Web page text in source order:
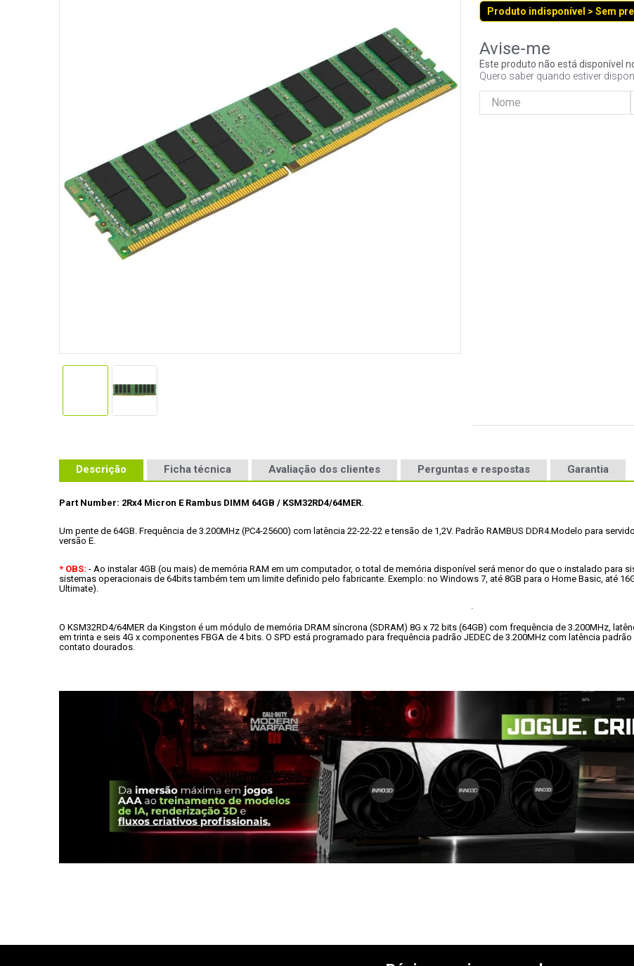
Produto indisponível > Sem
Este produto não está disponível
Quero saber quando estiver
Descrição Ficha técnica Avaliação dos clientes Perguntas e respostas Garantia
Part Number: 2Rx4 Micron E Rambus DIMM 64GB / KSM32RD4/64MER.
Um pente de 64GB. Frequência de 3.200MHz (PC4-25600) com latência 22-22-22 e tensão de 1,2V. Padrão RAMBUS DDR4.Modelo para
versão E.
* OBS: - Ao instalar 4GB (ou mais) de memória RAM em um computador, o total de memória disponível será menor do que o instalado para
sistemas operacionais de 64bits também tem um limite definido pelo fabricante. Exemplo: no Windows 7, até 8GB para o Home Basic, até
Ultimate).
O KSM32RD4/64MER da Kingston é um módulo de memória DRAM síncrona (SDRAM) 8G x 72 bits (64GB) com frequência de 3.200MHz,
em trinta e seis 4G x componentes FBGA de 4 bits. O SPD está programado para frequência padrão JEDEC de 3.200MHz com latência
contato dourados.